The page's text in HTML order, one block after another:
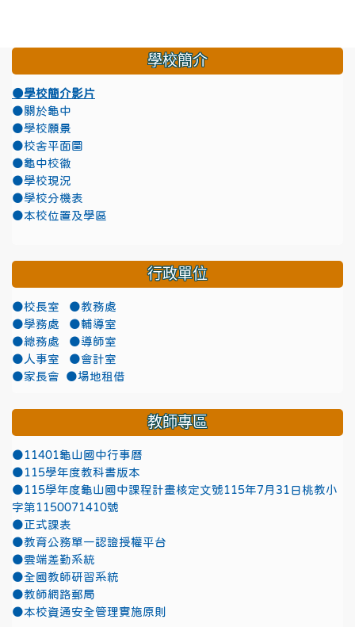
學校簡介
●學校簡介影片
●關於龜中
●學校願景
●校舍平面圖
●龜中校徽
●學校現況
●學校分機表
●本校位置及學區
行政單位
●校長室
●教務處
●學務處
●輔導室
●總務處
●導師室
●人事室
●會計室
●家長會
●場地租借
教師專區
●11401龜山國中行事曆
●115學年度教科書版本
●115學年度龜山國中課程計畫核定文號115年7月31日桃教小
字第1150071410號
●正式課表
●教育公務單一認證授權平台
●雲端差勤系統
●全國教師研習系統
●教師網路郵局
●本校資通安全管理實施原則